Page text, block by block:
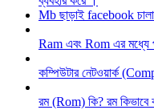
Mb ছাড়াই facebook
Ram এবং Rom এর মধ্যে
কম্পিউটার নেটওয়ার্ক
রম (Rom) কি? রম কিভাবে